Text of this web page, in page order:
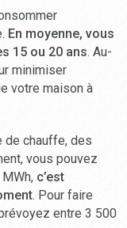
En moyenne, vous
15 ou 20 ans. Au-
minimiser
votre maison à
de chauffe, des
vous pouvez
c’est
. Pour faire
entre 3 500